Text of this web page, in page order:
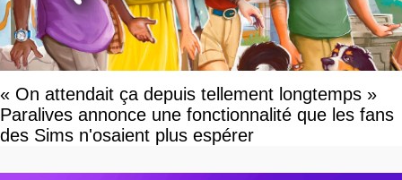
« On attendait ça depuis tellement longtemps »
Paralives annonce une fonctionnalité que les fans
des Sims n'osaient plus espérer